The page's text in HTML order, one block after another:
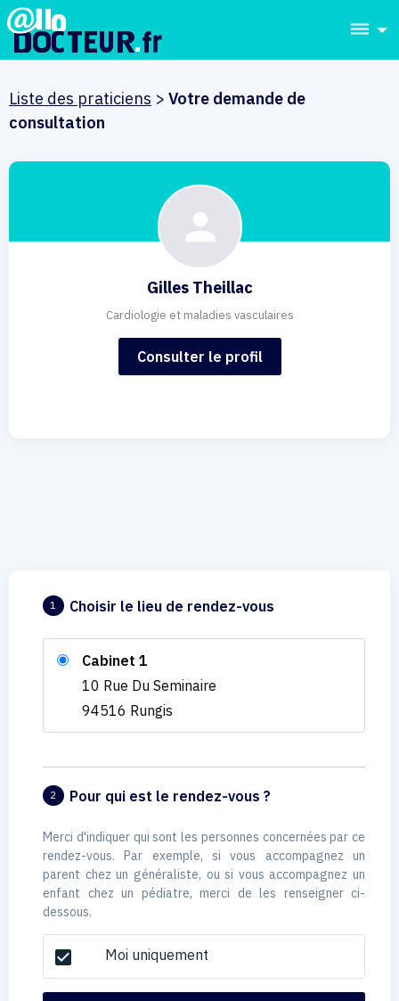
dehaze
Liste des praticiens > Votre demande de
consultation
Gilles Theillac
Cardiologie et maladies vasculaires
Consulter le profil
1 Choisir le lieu de rendez-vous
Cabinet 1
10 Rue Du Seminaire
94516 Rungis
2 Pour qui est le rendez-vous ?
Merci d'indiquer qui sont les personnes concernées par ce
rendez-vous. Par exemple, si vous accompagnez un
parent chez un généraliste, ou si vous accompagnez un
enfant chez un pédiatre, merci de les renseigner ci-
dessous.
check_box Moi uniquement